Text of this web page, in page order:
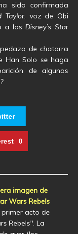
sido confirmada
Taylor, voz de Obi
a las Disney’s Star
de chatarra
Han Solo se haga
de algunos
0
imagen de
Wars Rebels
acto de
Rebels". La